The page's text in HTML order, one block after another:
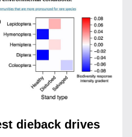
dieback drives